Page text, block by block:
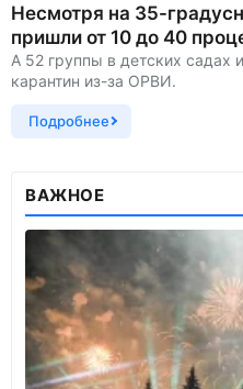
Несмотря на 35-
пришли от 10 до 40
А 52 группы в детских садах
карантин из-за ОРВИ.
Подробнее
ВАЖНОЕ